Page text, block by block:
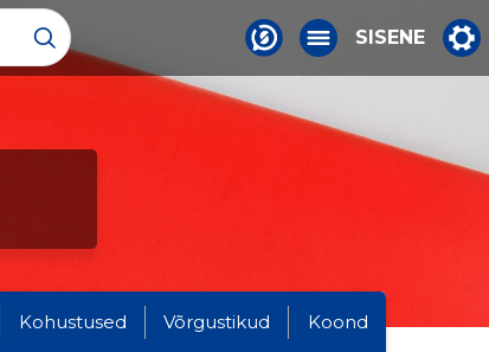
SISENE
Kohustused Võrgustikud Koond